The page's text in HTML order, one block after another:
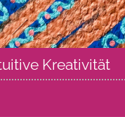
Kreativität